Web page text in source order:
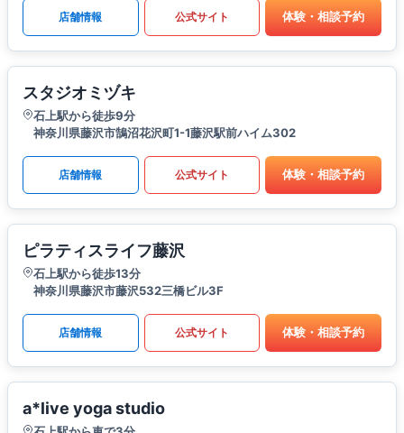
店舗情報 公式サイト 体験・相談予約
スタジオミヅキ
石上駅から徒歩9分
神奈川県藤沢市鵠沼花沢町1-1藤沢駅前ハイム302
店舗情報 公式サイト 体験・相談予約
ピラティスライフ藤沢
石上駅から徒歩13分
神奈川県藤沢市藤沢532三橋ビル3F
店舗情報 公式サイト 体験・相談予約
a*live yoga studio